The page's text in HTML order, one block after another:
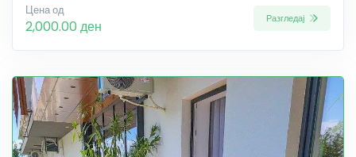
Цена од
2,000.00 ден Разгледај